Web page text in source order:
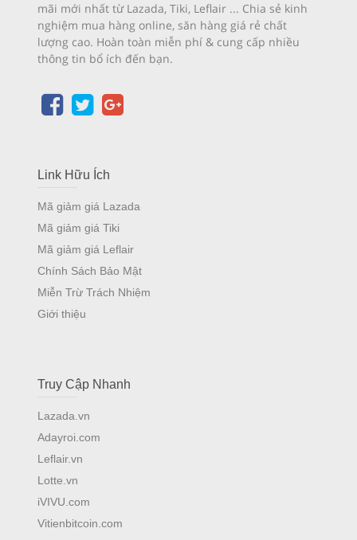
mãi mới nhất từ Lazada, Tiki, Leflair ... Chia sẻ kinh
nghiệm mua hàng online, săn hàng giá rẻ chất
lượng cao. Hoàn toàn miễn phí & cung cấp nhiều
thông tin bổ ích đến bạn.
Link Hữu Ích
Mã giảm giá Lazada
Mã giảm giá Tiki
Mã giảm giá Leflair
Chính Sách Bảo Mật
Miễn Trừ Trách Nhiệm
Giới thiệu
Truy Cập Nhanh
Lazada.vn
Adayroi.com
Leflair.vn
Lotte.vn
iVIVU.com
Vitienbitcoin.com